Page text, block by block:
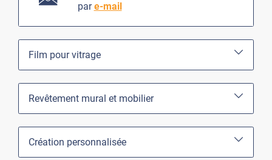
pare-mail
Film pour vitrage
Revêtement mural et mobilier
Création personnalisée